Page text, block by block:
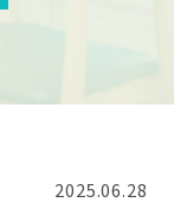
2025.06.28